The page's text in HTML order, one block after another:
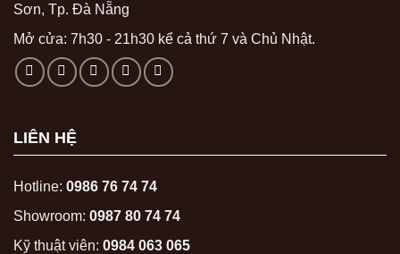
Sơn, Tp. Đà Nẵng
Mở cửa: 7h30 - 21h30 kể cả thứ 7 và Chủ Nhật.
LIÊN HỆ
Hotline: 0986 76 74 74
Showroom: 0987 80 74 74
Kỹ thuật viên: 0984 063 065